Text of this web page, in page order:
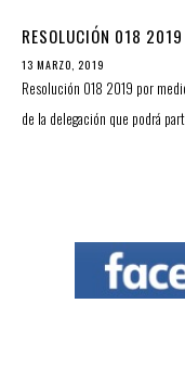
RESOLUCIÓN 018 2019
13 MARZO, 2019
Resolución 018 2019 por
de la delegación que podrá